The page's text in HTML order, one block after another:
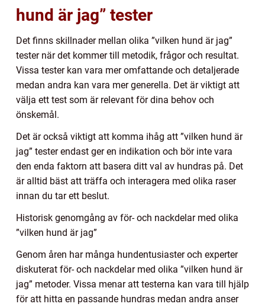
hund är jag” tester
Det finns skillnader mellan olika ”vilken hund är jag”
tester när det kommer till metodik, frågor och resultat.
Vissa tester kan vara mer omfattande och detaljerade
medan andra kan vara mer generella. Det är viktigt att
välja ett test som är relevant för dina behov och
önskemål.
Det är också viktigt att komma ihåg att ”vilken hund är
jag” tester endast ger en indikation och bör inte vara
den enda faktorn att basera ditt val av hundras på. Det
är alltid bäst att träffa och interagera med olika raser
innan du tar ett beslut.
Historisk genomgång av för- och nackdelar med olika
”vilken hund är jag”
Genom åren har många hundentusiaster och experter
diskuterat för- och nackdelar med olika ”vilken hund är
jag” metoder. Vissa menar att testerna kan vara till hjälp
för att hitta en passande hundras medan andra anser